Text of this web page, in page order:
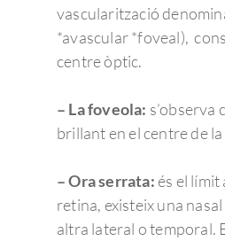
vascularització
*avascular *foveal),
centre òptic.
– La foveola: s’observa
brillant en el centre de
– Ora serrata:és el
retina, existeix una
altra lateral o temporal.